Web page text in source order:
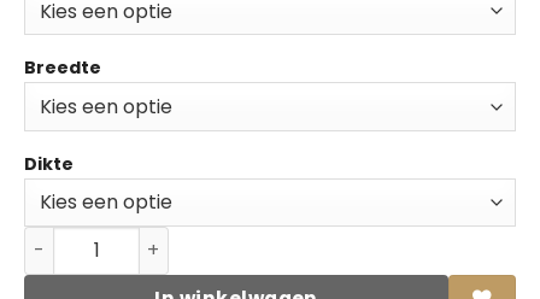
Breedte
Dikte
Unilin spaanplaat 0H720 BST White birch 70% PEFC